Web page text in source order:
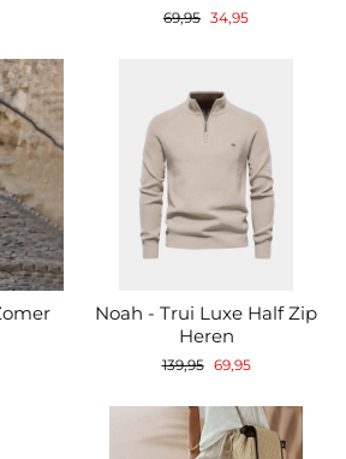
Normale
69,95 Verkoopprijs
34,95
Noah - Trui Luxe Half Zip
Heren
Normale
139,95 Verkoopprijs
69,95